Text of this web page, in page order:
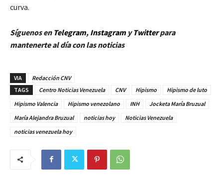
curva.
Síguenos en Telegram, InstagramyTwitterpara
mantenerte al día con las noticias
VIA
Redacción CNV
TAGS
Centro Noticias Venezuela CNV Hipismo
Hipismo de luto
Hipismo Valencia
Hipismo venezolano INH
Jocketa María Bruzual
María Alejandra Bruzual
noticias hoy
Noticias Venezuela
noticias venezuela hoy